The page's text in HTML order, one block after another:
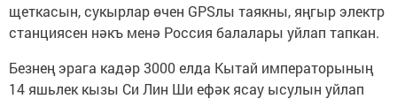
щеткасын, сукырлар өчен GPSлы таякны, яңгыр электр
станциясен нәкъ менә Россия балалары уйлап тапкан.
Безнең эрага кадәр 3000 елда Кытай императорының
14 яшьлек кызы Си Лин Ши ефәк ясау ысулын уйлап